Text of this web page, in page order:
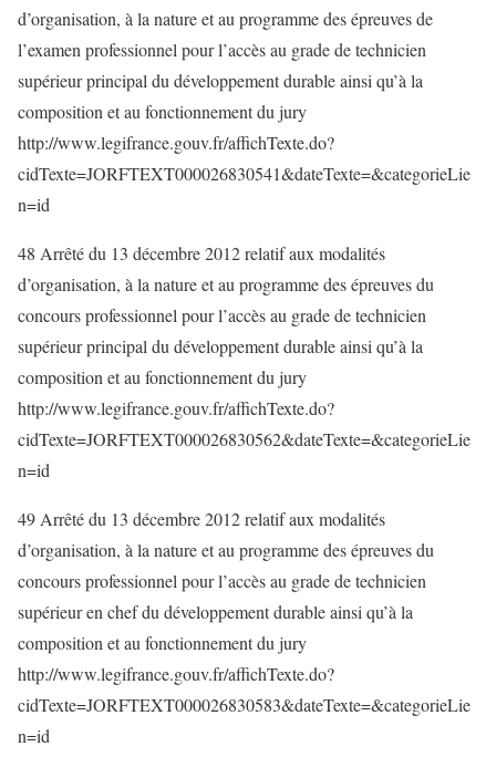
d’organisation, à la nature et au programme des épreuves de
l’examen professionnel pour l’accès au grade de technicien
supérieur principal du développement durable ainsi qu’à la
composition et au fonctionnement du jury
http://www.legifrance.gouv.fr/affichTexte.do?
cidTexte=JORFTEXT000026830541&dateTexte=&categorieLie
n=id
48 Arrêté du 13 décembre 2012 relatif aux modalités
d’organisation, à la nature et au programme des épreuves du
concours professionnel pour l’accès au grade de technicien
supérieur principal du développement durable ainsi qu’à la
composition et au fonctionnement du jury
http://www.legifrance.gouv.fr/affichTexte.do?
cidTexte=JORFTEXT000026830562&dateTexte=&categorieLie
n=id
49 Arrêté du 13 décembre 2012 relatif aux modalités
d’organisation, à la nature et au programme des épreuves du
concours professionnel pour l’accès au grade de technicien
supérieur en chef du développement durable ainsi qu’à la
composition et au fonctionnement du jury
http://www.legifrance.gouv.fr/affichTexte.do?
cidTexte=JORFTEXT000026830583&dateTexte=&categorieLie
n=id